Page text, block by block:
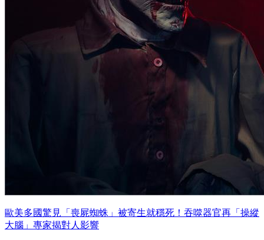
歐美多國驚見「喪屍蜘蛛」被寄生就穩死！吞噬器官再「操縱
大腦」專家揭對人影響